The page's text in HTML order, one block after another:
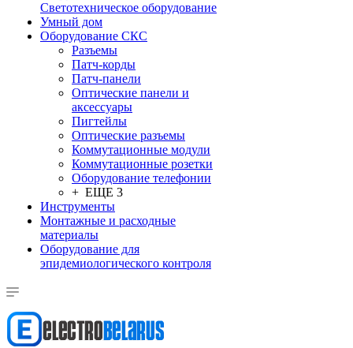
Светотехническое оборудование
Умный дом
Оборудование СКС
Разъемы
Патч-корды
Патч-панели
Оптические панели и
аксессуары
Пигтейлы
Оптические разъемы
Коммутационные модули
Коммутационные розетки
Оборудование телефонии
+ ЕЩЕ 3
Инструменты
Монтажные и расходные
материалы
Оборудование для
эпидемиологического контроля